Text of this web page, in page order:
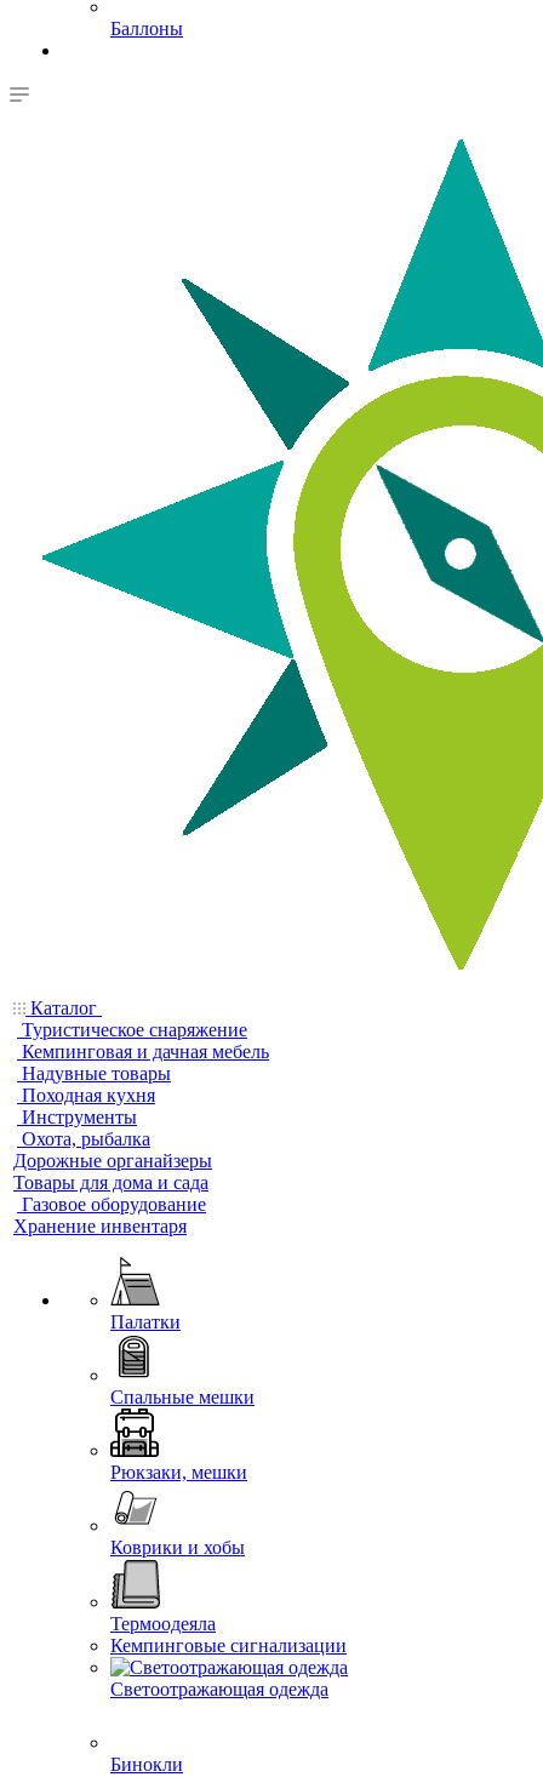
Баллоны
Каталог
Туристическое снаряжение
Кемпинговая и дачная мебель
Надувные товары
Походная кухня
Инструменты
Охота, рыбалка
Дорожные органайзеры
Товары для дома и сада
Газовое оборудование
Хранение инвентаря
Палатки
Спальные мешки
Рюкзаки, мешки
Коврики и хобы
Термоодеяла
Кемпинговые сигнализации
Светоотражающая одежда
Бинокли